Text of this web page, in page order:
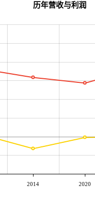
2014 2020
历年营收与利润